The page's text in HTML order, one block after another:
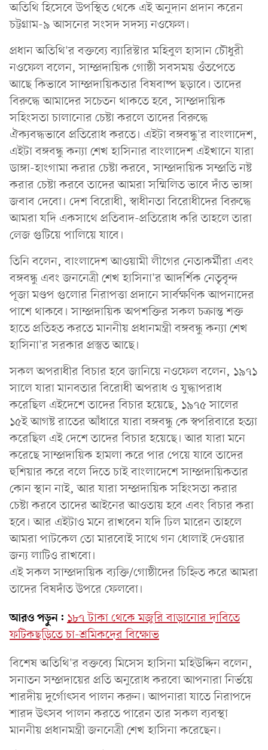
অতিথি হিসেবে উপস্থিত থেকে এই অনুদান প্রদান করেন
চট্টগ্রাম-৯ আসনের সংসদ সদস্য নওফেল।
প্রধান অতিথি'র বক্তব্যে ব্যারিস্টার মহিবুল হাসান চৌধুরী
নওফেল বলেন, সাম্প্রদায়িক গোষ্ঠী সবসময় ওঁতপেতে
আছে কিভাবে সাম্প্রদায়িকতার বিষবাষ্প ছড়াবে। তাদের
বিরুদ্ধে আমাদের সচেতন থাকতে হবে, সাম্প্রদায়িক
সহিংসতা চালানোর চেষ্টা করলে তাদের বিরুদ্ধে
ঐক্যবদ্ধভাবে প্রতিরোধ করতে। এইটা বঙ্গবন্ধু'র বাংলাদেশ,
এইটা বঙ্গবন্ধু কন্যা শেখ হাসিনার বাংলাদেশ এইখানে যারা
ডাঙ্গা-হাংগামা করার চেষ্টা করবে, সাম্প্রদায়িক সম্প্রতি নষ্ট
করার চেষ্টা করবে তাদের আমরা সম্মিলিত ভাবে দাঁত ভাঙ্গা
জবাব দেবো। দেশ বিরোধী, স্বাধীনতা বিরোধীদের বিরুদ্ধে
আমরা যদি একসাথে প্রতিবাদ-প্রতিরোধ করি তাহলে তারা
লেজ গুটিয়ে পালিয়ে যাবে।
তিনি বলেন, বাংলাদেশ আওয়ামী লীগের নেতাকর্মীরা এবং
বঙ্গবন্ধু এবং জননেত্রী শেখ হাসিনা'র আদর্শিক নেতৃবৃন্দ
পূজা মণ্ডপ গুলোর নিরাপত্তা প্রদানে সার্বক্ষণিক আপনাদের
পাশে থাকবে। সাম্প্রদায়িক অপশক্তির সকল চক্রান্ত শক্ত
হাতে প্রতিহত করতে মাননীয় প্রধানমন্ত্রী বঙ্গবন্ধু কন্যা শেখ
হাসিনা'র সরকার প্রস্তুত আছে।
সকল অপরাধীর বিচার হবে জানিয়ে নওফেল বলেন, ১৯৭১
সালে যারা মানবতার বিরোধী অপরাধ ও যুদ্ধাপরাধ
করেছিল এইদেশে তাদের বিচার হয়েছে, ১৯৭৫ সালের
১৫ই আগষ্ট রাতের আঁধারে যারা বঙ্গবন্ধু কে স্বপরিবারে হত্যা
করেছিল এই দেশে তাদের বিচার হয়েছে। আর যারা মনে
করেছে সাম্প্রদায়িক হামলা করে পার পেয়ে যাবে তাদের
হুশিয়ার করে বলে দিতে চাই বাংলাদেশে সাম্প্রদায়িকতার
কোন স্থান নাই, আর যারা সম্প্রদায়িক সহিংসতা করার
চেষ্টা করবে তাদের আইনের আওতায় হবে এবং বিচার করা
হবে। আর এইটাও মনে রাখবেন যদি ঢিল মারেন তাহলে
আমরা পাটকেল তো মারবোই সাথে গন ধোলাই দেওয়ার
জন্য লাটিও রাখবো।
এই সকল সাম্প্রদায়িক ব্যক্তি/গোষ্ঠীদের চিহ্নিত করে আমরা
তাদের বিষদাঁত উপরে ফেলবো।
আরও পড়ুন: ১৮৭ টাকা থেকে মজুরি বাড়ানোর দাবিতে
ফটিকছড়িতে চা-শ্রমিকদের বিক্ষোভ
বিশেষ অতিথি'র বক্তব্যে মিসেস হাসিনা মহিউদ্দিন বলেন,
সনাতন সম্প্রদায়ের প্রতি অনুরোধ করবো আপনারা নির্ভয়ে
শারদীয় দুর্গোৎসব পালন করুন। আপনারা যাতে নিরাপদে
শারদ উৎসব পালন করতে পারেন তার সকল ব্যবস্থা
মাননীয় প্রধানমন্ত্রী জননেত্রী শেখ হাসিনা করেছেন।